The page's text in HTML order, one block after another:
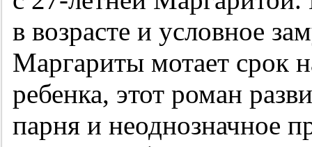
в возрасте и условное
Маргариты мотает срок
ребенка, этот роман
парня и неоднозначное